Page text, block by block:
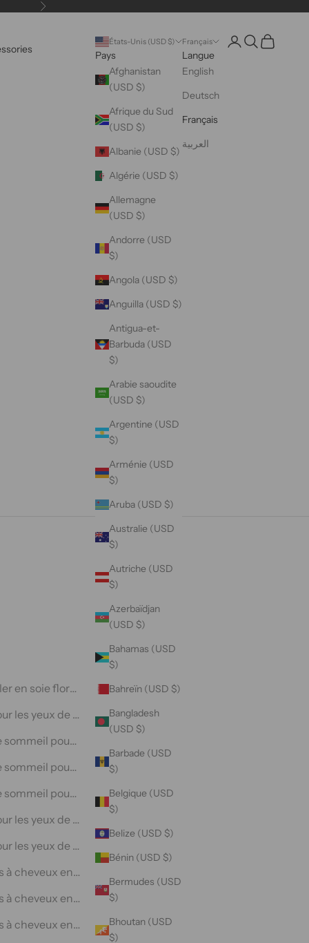
Suivant
États-Unis (USD $)
Pays
Afghanistan
(USD $)
Afrique du Sud
(USD $)
Albanie (USD $)
Algérie (USD $)
Allemagne
(USD $)
Andorre (USD
$)
Angola (USD $)
Anguilla (USD $)
Antigua-et-
Barbuda (USD
$)
Arabie saoudite
(USD $)
Argentine (USD
$)
Arménie (USD
$)
Aruba (USD $)
Australie (USD
$)
Autriche (USD
$)
Azerbaïdjan
(USD $)
Bahamas (USD
$)
Bahreïn (USD $)
Bangladesh
(USD $)
Barbade (USD
$)
Belgique (USD
$)
Belize (USD $)
Bénin (USD $)
Bermudes (USD
$)
Bhoutan (USD
$)
Français
Langue
English
Deutsch
Français
العربية
Ouvrir le compte
Ouvrir la
Voir le
foncé
de mûrier
de mûrier vert foncé
de mûrier gris
de mûrier violet clair
couche-vert foncé
en soie florale violette
les yeux de sommeil en pure soie de mûrier floral violet
sommeil pour les yeux en pure soie de mûrier Purple Dots
pour les yeux en pure soie de mûrier Blue Dots
pour les yeux en pure soie de mûrier Fallen Leaves
les yeux de sommeil en pure soie de mûrier floral noir
les yeux de sommeil en pure soie de mûrier à motifs de
à cheveux en soie de mûrier floral petits 6 pièces
à cheveux en soie de mûrier floral moyen 6 pièces
à cheveux en soie de mûrier floral grands 6 pièces